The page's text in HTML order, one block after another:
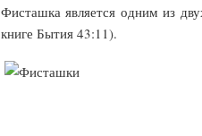
Фисташка является одним из
книге Бытия 43:11).